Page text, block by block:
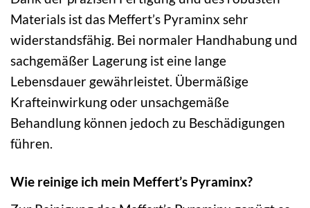
Materials ist das Meffert’s Pyraminx sehr
widerstandsfähig. Bei normaler Handhabung und
sachgemäßer Lagerung ist eine lange
Lebensdauer gewährleistet. Übermäßige
Krafteinwirkung oder unsachgemäße
Behandlung können jedoch zu Beschädigungen
führen.
Wie reinige ich mein Meffert’s Pyraminx?